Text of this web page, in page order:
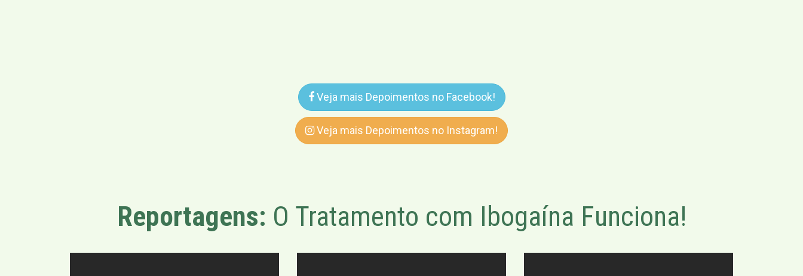
Veja mais Depoimentos no Facebook!
Veja mais Depoimentos no Instagram!
Reportagens: O Tratamento com Ibogaína Funciona!